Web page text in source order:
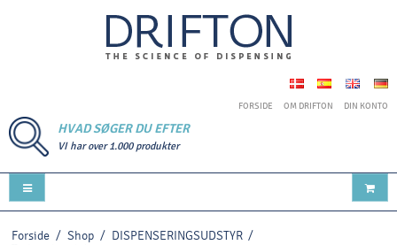
FORSIDE OM DRIFTON DIN KONTO
HVAD SØGER DU EFTER
VI har over 1.000 produkter
Forside / Shop / DISPENSERINGSUDSTYR /